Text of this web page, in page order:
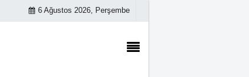
6 Ağustos 2026, Perşembe